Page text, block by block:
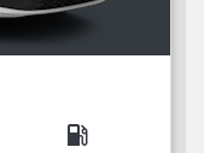
local_gas_station